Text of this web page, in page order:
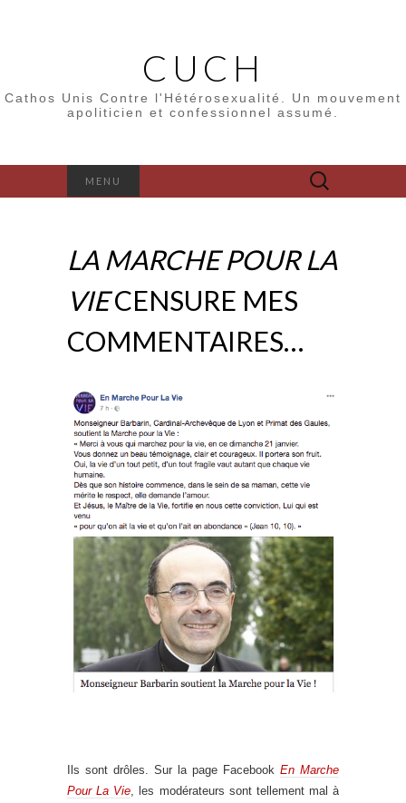
CUCH
Cathos Unis Contre l'Hétérosexualité. Un mouvement
apoliticien et confessionnel assumé.
MENU Rechercher :
LA MARCHE POUR LA
VIECENSURE MES
COMMENTAIRES…
Ils sont drôles. Sur la page Facebook En Marche
Pour La Vie , les modérateurs sont tellement mal à